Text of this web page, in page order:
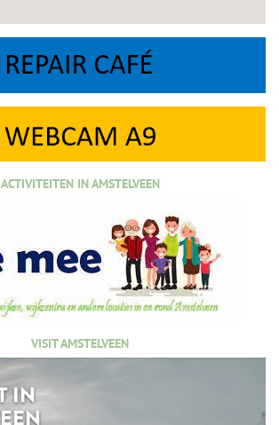
ACTIVITEITEN IN AMSTELVEEN
VISIT AMSTELVEEN